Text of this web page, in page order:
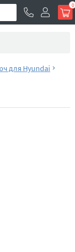
0
для Hyundai